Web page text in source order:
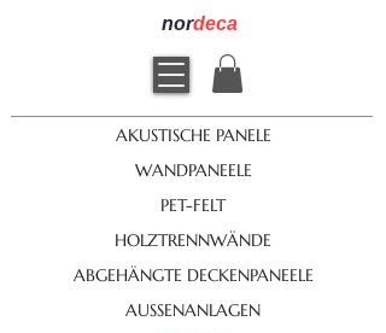
nordeca
AKUSTISCHE PANELE
WANDPANEELE
PET-FELT
HOLZTRENNWÄNDE
ABGEHÄNGTE DECKENPANEELE
AUSSENANLAGEN